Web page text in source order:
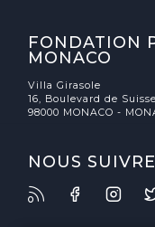
FONDATION
MONACO
Villa Girasole
16, Boulevard de Suisse
98000 MONACO -
NOUS SUIVRE